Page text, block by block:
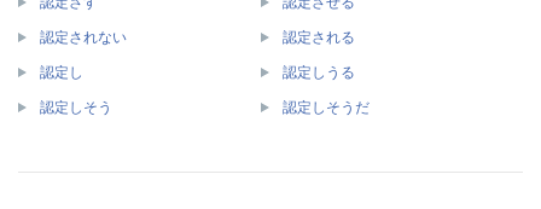
認定されない 認定される
認定し 認定しうる
認定しそう 認定しそうだ